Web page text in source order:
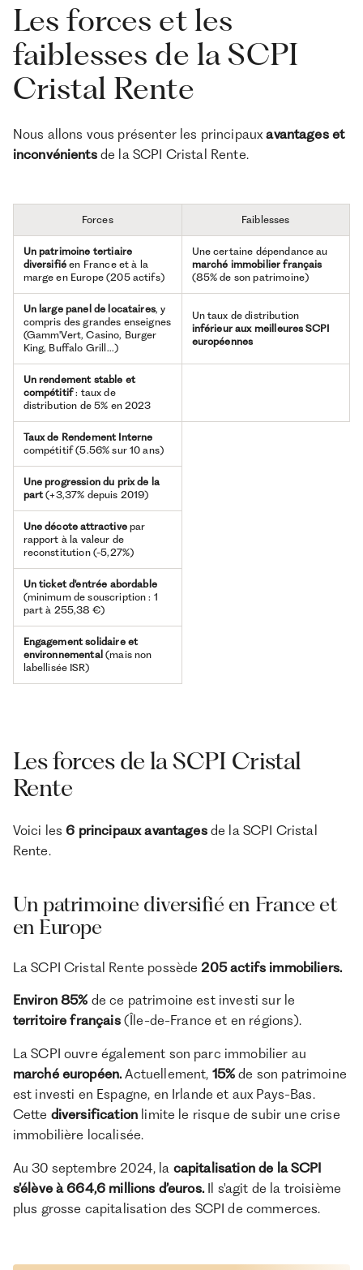
Les forces et les
faiblesses de la SCPI
Cristal Rente
Nous allons vous présenter les principaux avantages et
inconvénientsde la SCPI Cristal Rente.
Forces Faiblesses
Un patrimoine tertiaire
diversifié en France et à la
marge en Europe (205 actifs)
Une certaine dépendance au
marché immobilier français
(85% de son patrimoine)
Un large panel de locataires, y
compris des grandes enseignes
(Gamm'Vert, Casino, Burger
King, Buffalo Grill...)
Un taux de distribution
inférieur aux meilleures SCPI
européennes
Un rendement stable et
compétitif: taux de
distribution de 5% en 2023
Taux de Rendement Interne
compétitif (5.56% sur 10 ans)
Une progression du prix de la
part(+3,37% depuis 2019)
Une décote attractivepar
rapport à la valeur de
reconstitution (-5,27%)
Un ticket d'entrée abordable
(minimum de souscription : 1
part à 255,38 €)
Engagement solidaire et
environnemental(mais non
labellisée ISR)
Les forces de la SCPI Cristal
Rente
Voici les6 principaux avantagesde la SCPI Cristal
Rente.
Un patrimoine diversifié en France et
en Europe
La SCPI Cristal Rente possède 205 actifs immobiliers.
Environ 85% de ce patrimoine est investi sur le
territoire français (Île-de-France et en régions).
La SCPI ouvre également son parc immobilier au
marché européen.Actuellement, 15% de son patrimoine
est investi en Espagne, en Irlande et aux Pays-Bas.
Cette diversification limite le risque de subir une crise
immobilière localisée.
Au 30 septembre 2024, la capitalisation de la SCPI
s’élève à 664,6 millions d’euros. Il s'agit de la troisième
plus grosse capitalisation des SCPI de commerces.